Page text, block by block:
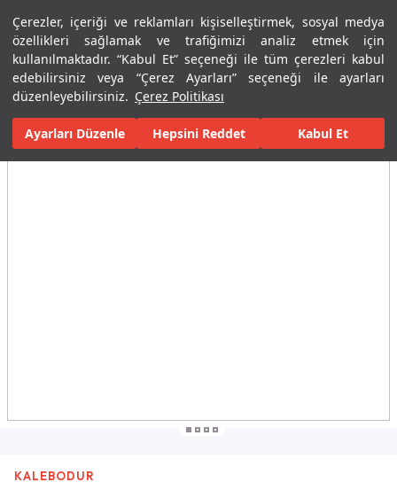
Çerezler, içeriği ve reklamları kişiselleştirmek, sosyal medya
özellikleri sağlamak ve trafiğimizi analiz etmek için
kullanılmaktadır. “Kabul Et” seçeneği ile tüm çerezleri kabul
edebilirsiniz veya “Çerez Ayarları” seçeneği ile ayarları
düzenleyebilirsiniz. Çerez Politikası
Ayarları Düzenle Hepsini Reddet Kabul Et
Menü Menü
Ana Sayfa Karolar Konut İçi Alanlar Banyo Seramikleri
Tüm Görseller(3)
KALEBODUR